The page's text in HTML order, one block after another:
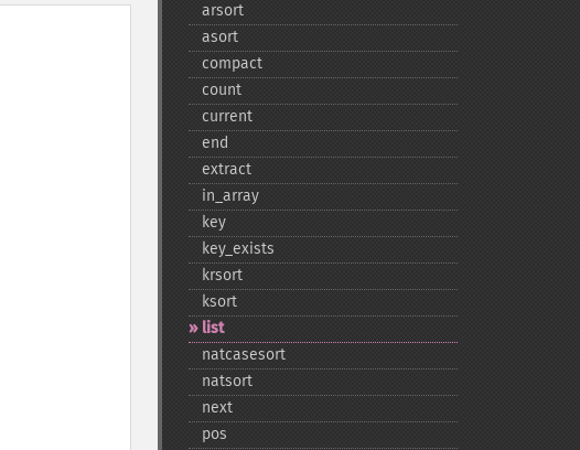
arsort
asort
compact
count
current
end
extract
in_​array
key
key_​exists
krsort
ksort
list
natcasesort
natsort
next
pos